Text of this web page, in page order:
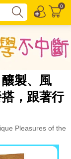
0
製、風
，跟著行
Pleasures of the